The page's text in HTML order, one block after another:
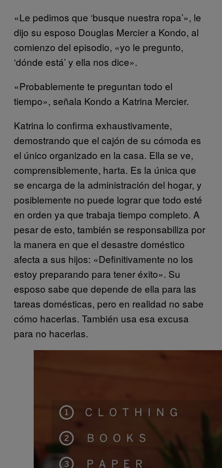
«Le pedimos que ‘busque nuestra ropa’», le
dijo su esposo Douglas Mercier a Kondo, al
comienzo del episodio, «yo le pregunto,
‘dónde está’ y ella nos dice».
«Probablemente te preguntan todo el
tiempo», señala Kondo a Katrina Mercier.
Katrina lo confirma exhaustivamente,
demostrando que el cajón de su cómoda es
el único organizado en la casa. Ella se ve,
comprensiblemente, harta. Es la única que
se encarga de la administración del hogar, y
posiblemente no puede lograr que todo esté
en orden ya que trabaja tiempo completo. A
pesar de esto, también se responsabiliza por
la manera en que el desastre doméstico
afecta a sus hijos: «Definitivamente no los
estoy preparando para tener éxito». Su
esposo sabe que depende de ella para las
tareas domésticas, pero en realidad no sabe
cómo hacerlas. También usa esa excusa
para no hacerlas.